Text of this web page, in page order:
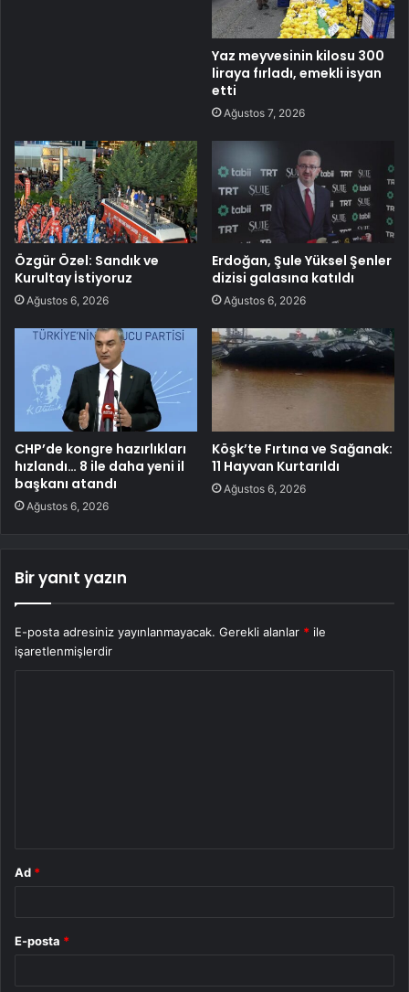
Yaz meyvesinin kilosu 300
liraya fırladı, emekli isyan
etti
Ağustos 7, 2026
Özgür Özel: Sandık ve
Kurultay İstiyoruz
Ağustos 6, 2026
Erdoğan, Şule Yüksel Şenler
dizisi galasına katıldı
Ağustos 6, 2026
CHP’de kongre hazırlıkları
hızlandı… 8 ile daha yeni il
başkanı atandı
Ağustos 6, 2026
Köşk’te Fırtına ve Sağanak:
11 Hayvan Kurtarıldı
Ağustos 6, 2026
Bir yanıt yazın
E-posta adresiniz yayınlanmayacak. Gerekli alanlar * ile
işaretlenmişlerdir
Ad *
E-posta *